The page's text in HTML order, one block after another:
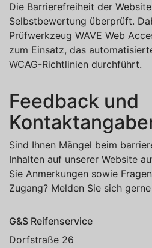
Die Barrierefreiheit der
Selbstbewertung überprüft.
Prüfwerkzeug WAVE Web
zum Einsatz, das
WCAG-Richtlinien durchführt.
Feedback und
Sind Ihnen Mängel beim
Inhalten auf unserer Website
Sie Anmerkungen sowie
Zugang? Melden Sie sich
G&S Reifenservice
Dorfstraße 26